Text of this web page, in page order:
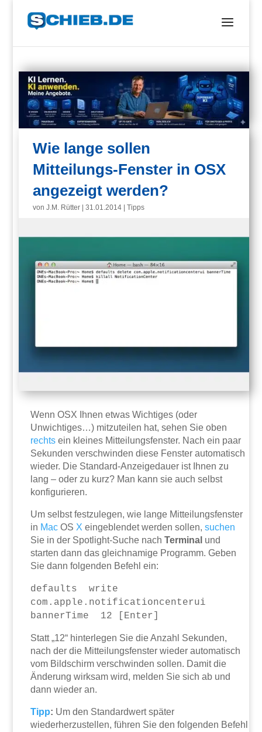
Wie lange sollen
Mitteilungs-Fenster in OSX
angezeigt werden?
vonJ.M. Rütter |31.01.2014 |Tipps
Wenn OSX Ihnen etwas Wichtiges (oder
Unwichtiges…) mitzuteilen hat, sehen Sie oben
rechts ein kleines Mitteilungsfenster. Nach ein paar
Sekunden verschwinden diese Fenster automatisch
wieder. Die Standard-Anzeigedauer ist Ihnen zu
lang – oder zu kurz? Man kann sie auch selbst
konfigurieren.
Um selbst festzulegen, wie lange Mitteilungsfenster
in Mac OS X eingeblendet werden sollen,suchen
Sie in der Spotlight-Suche nachTerminal und
starten dann das gleichnamige Programm. Geben
Sie dann folgenden Befehl ein:
defaults write
com.apple.notificationcenterui
bannerTime 12 [Enter]
Statt „12“ hinterlegen Sie die Anzahl Sekunden,
nach der die Mitteilungsfenster wieder automatisch
vom Bildschirm verschwinden sollen. Damit die
Änderung wirksam wird, melden Sie sich ab und
dann wieder an.
Tipp: Um den Standardwert später
wiederherzustellen, führen Sie den folgenden Befehl